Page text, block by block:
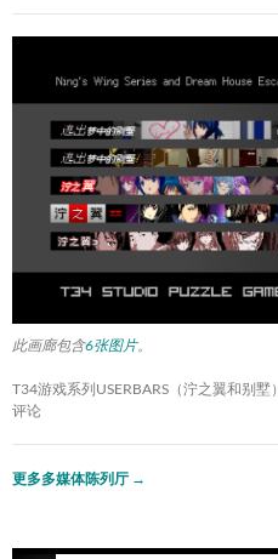
此画廊包含6张图片。
T34游戏系列USERBARS（泞之翼和别墅）
评论
更多多媒体陈列厅 →